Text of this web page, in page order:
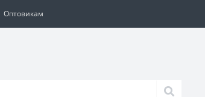
Оптовикам